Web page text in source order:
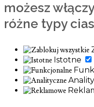
możesz
różne typy
Istotne